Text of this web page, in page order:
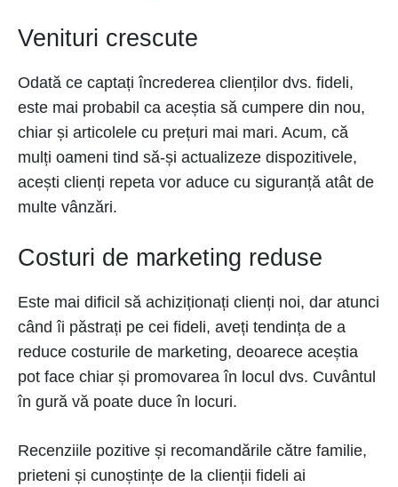
Venituri crescute
Odată ce captați încrederea clienților dvs. fideli,
este mai probabil ca aceștia să cumpere din nou,
chiar și articolele cu prețuri mai mari. Acum, că
mulți oameni tind să-și actualizeze dispozitivele,
acești clienți repeta vor aduce cu siguranță atât de
multe vânzări.
Costuri de marketing reduse
Este mai dificil să achiziționați clienți noi, dar atunci
când îi păstrați pe cei fideli, aveți tendința de a
reduce costurile de marketing, deoarece aceștia
pot face chiar și promovarea în locul dvs. Cuvântul
în gură vă poate duce în locuri.
Recenziile pozitive și recomandările către familie,
prieteni și cunoștințe de la clienții fideli ai